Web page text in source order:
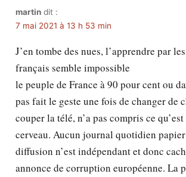
martin dit :
7 mai 2021 à 13 h 53 min
J’en tombe des nues, l’apprendre par
français semble impossible
le peuple de France à 90 pour cent ou
pas fait le geste une fois de changer de
couper la télé, n’a pas compris ce
cerveau. Aucun journal quotidien
diffusion n’est indépendant et donc
annonce de corruption européenne. La